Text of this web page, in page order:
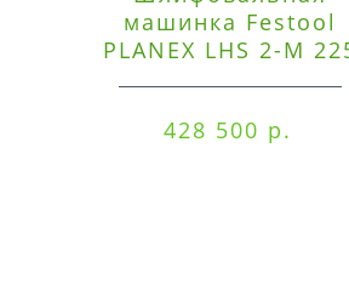
машинка Festool
PLANEX LHS 2-M
428 500 р.